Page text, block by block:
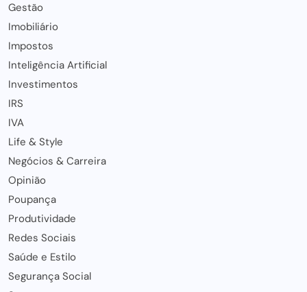
Gestão
Imobiliário
Impostos
Inteligência Artificial
Investimentos
IRS
IVA
Life & Style
Negócios & Carreira
Opinião
Poupança
Produtividade
Redes Sociais
Saúde e Estilo
Segurança Social